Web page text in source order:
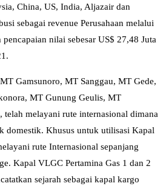
China, US, India, Aljazair dan
sebagai revenue Perusahaan melalui
nilai sebesar US$ 27,48 Juta
Gamsunoro, MT Sanggau, MT Gede,
MT Gunung Geulis, MT
telah melayani rute internasional dimana
domestik. Khusus untuk utilisasi Kapal
rute Internasional sepanjang
Kapal VLGC Pertamina Gas 1 dan 2
sejarah sebagai kapal kargo